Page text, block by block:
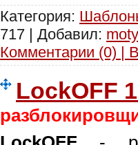
Категория:
717 | Добавил:
Комментарии (0) |
LockOFF